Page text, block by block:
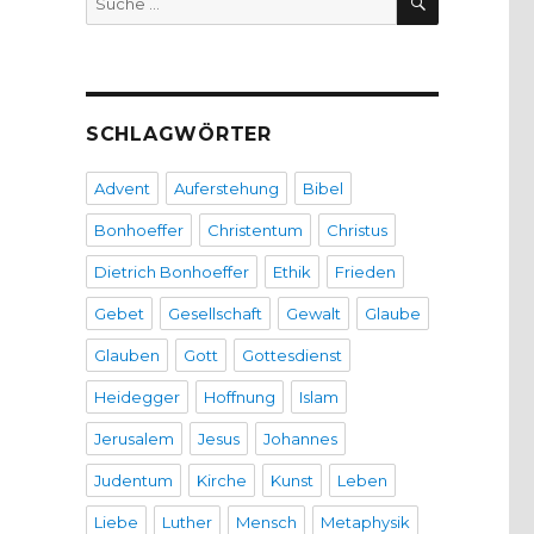
nach:
SCHLAGWÖRTER
Advent Auferstehung Bibel
Bonhoeffer Christentum Christus
Dietrich Bonhoeffer Ethik Frieden
Gebet Gesellschaft Gewalt Glaube
Glauben Gott Gottesdienst
Heidegger Hoffnung Islam
Jerusalem Jesus Johannes
Judentum Kirche Kunst Leben
Liebe Luther Mensch Metaphysik